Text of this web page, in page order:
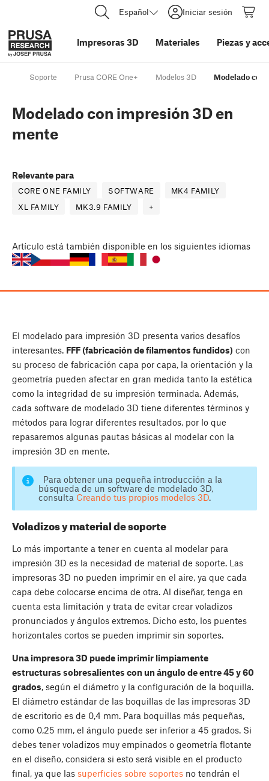
Español Iniciar sesión
Impresoras 3D Materiales Piezas y
Soporte Prusa CORE One+ Modelos 3D Modelado con
Modelado con impresión 3D en
mente
Relevante para
CORE ONE FAMILY SOFTWARE
MK4 FAMILY
XL FAMILY
MK3.9 FAMILY +
Artículo está también disponible en los siguientes idiomas
El modelado para impresión 3D presenta varios desafíos
interesantes. FFF (fabricación de filamentos fundidos) con
su proceso de fabricación capa por capa, la orientación y la
geometría pueden afectar en gran medida tanto la estética
como la integridad de su impresión terminada. Además,
cada software de modelado 3D tiene diferentes términos y
métodos para lograr diferentes resultados, por lo que
repasaremos algunas pautas básicas al modelar con la
impresión 3D en mente.
Para obtener una pequeña introducción a la
búsqueda de un software de modelado 3D,
consulta Creando tus propios modelos 3D.
Voladizos y material de soporte
Lo más importante a tener en cuenta al modelar para
impresión 3D es la necesidad de material de soporte. Las
impresoras 3D no pueden imprimir en el aire, ya que cada
capa debe colocarse encima de otra. Al diseñar, tenga en
cuenta esta limitación y trata de evitar crear voladizos
pronunciados y ángulos extremos. Dicho esto, los puentes
horizontales cortos se pueden imprimir sin soportes.
Una impresora 3D puede imprimir limpiamente
estructuras sobresalientes con un ángulo de entre 45 y 60
grados, según el diámetro y la configuración de la boquilla.
El diámetro estándar de las boquillas de las impresoras 3D
de escritorio es de 0,4 mm. Para boquillas más pequeñas,
como 0,25 mm, el ángulo puede ser inferior a 45 grados. Si
debes tener voladizos muy empinados o geometría flotante
en el diseño, considera si esto será visible en el producto
final, ya que las superficies sobre soportes no tendrán el